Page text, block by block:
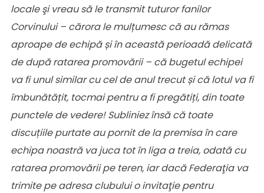
locale şi vreau să le transmit tuturor fanilor
Corvinului – cărora le mulțumesc că au rămas
aproape de echipă și în această perioadă delicată
de după ratarea promovării – că bugetul echipei
va fi unul similar cu cel de anul trecut și că lotul va fi
îmbunătățit, tocmai pentru a fi pregătiți, din toate
punctele de vedere! Subliniez însă că toate
discuțiile purtate au pornit de la premisa în care
echipa noastră va juca tot în liga a treia, odată cu
ratarea promovării pe teren, iar dacă Federaţia va
trimite pe adresa clubului o invitaţie pentru